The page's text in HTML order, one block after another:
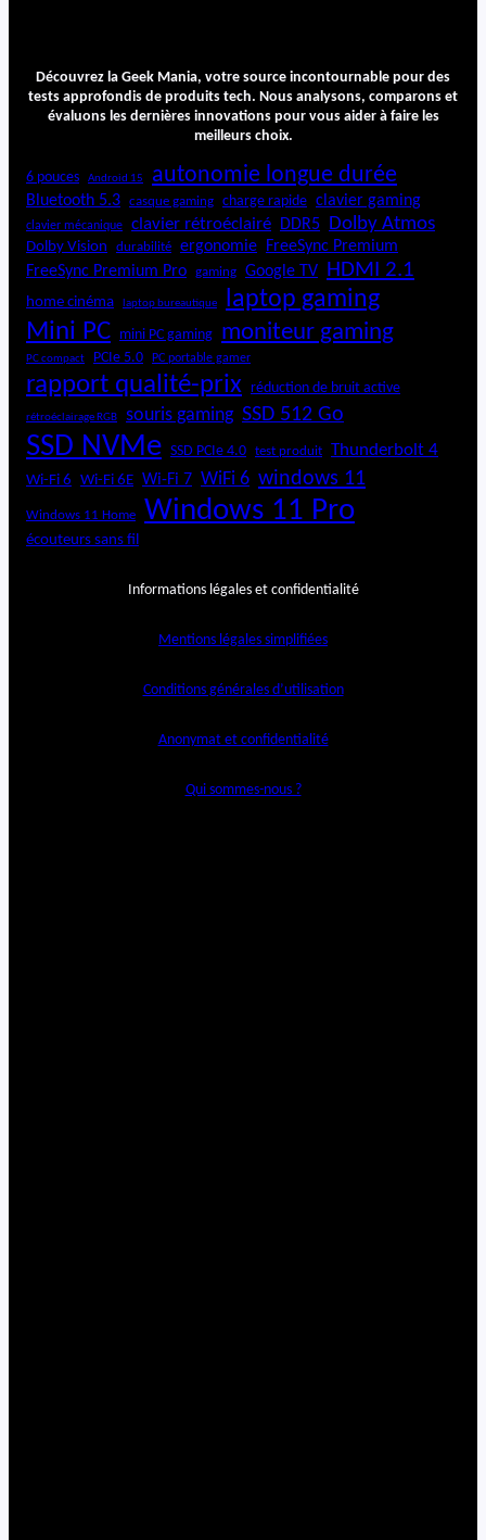
Découvrez la Geek Mania, votre source incontournable pour des
tests approfondis de produits tech. Nous analysons, comparons et
évaluons les dernières innovations pour vous aider à faire les
meilleurs choix.
6 pouces Android 15 autonomie longue durée
Bluetooth 5.3 casque gaming charge rapide clavier gaming
clavier mécanique clavier rétroéclairé DDR5 Dolby Atmos
Dolby Vision durabilité ergonomie FreeSync Premium
FreeSync Premium Pro
gaming Google TV HDMI 2.1
home cinéma laptop bureautique laptop gaming
Mini PC mini PC gaming moniteur gaming
PC compact PCIe 5.0 PC portable gamer
rapport qualité-prix réduction de bruit active
rétroéclairage RGB souris gaming SSD 512 Go
SSD NVMe SSD PCIe 4.0 test produit Thunderbolt 4
Wi-Fi 6 Wi-Fi 6E Wi-Fi 7 WiFi 6 windows 11
Windows 11 Home Windows 11 Pro
écouteurs sans fil
Informations légales et confidentialité
Mentions légales simplifiées
Conditions générales d’utilisation
Anonymat et confidentialité
Qui sommes-nous ?